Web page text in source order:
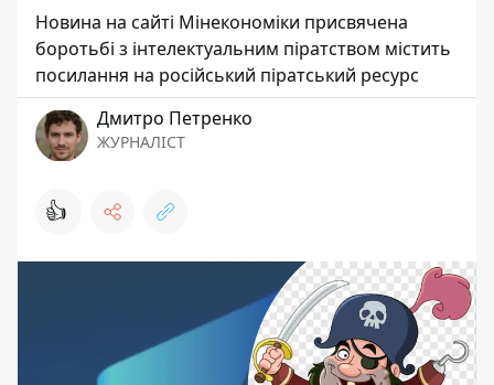
Новина на сайті Мінекономіки присвячена
боротьбі з інтелектуальним піратством містить
посилання на російський піратський ресурс
Дмитро Петренко
ЖУРНАЛІСТ
👍